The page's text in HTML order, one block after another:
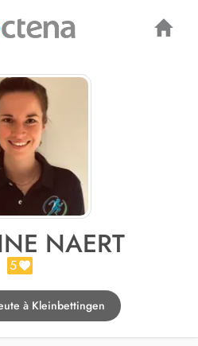
NAERT
5
à Kleinbettingen